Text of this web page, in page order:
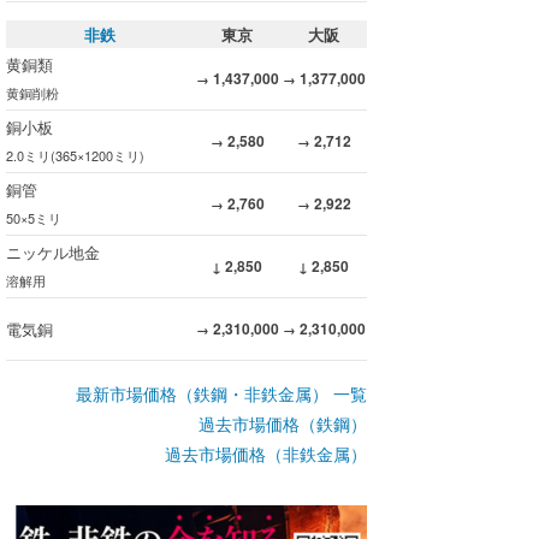
非鉄 東京
大阪
黄銅類
黄銅削粉
→ 1,437,000 → 1,377,000
銅小板
2.0ミリ(365×1200ミリ)
→ 2,580 → 2,712
銅管
50×5ミリ
→ 2,760 → 2,922
ニッケル地金
溶解用
↓ 2,850 ↓ 2,850
電気銅 → 2,310,000 → 2,310,000
最新市場価格（鉄鋼・非鉄金属） 一覧
過去市場価格（鉄鋼）
過去市場価格（非鉄金属）